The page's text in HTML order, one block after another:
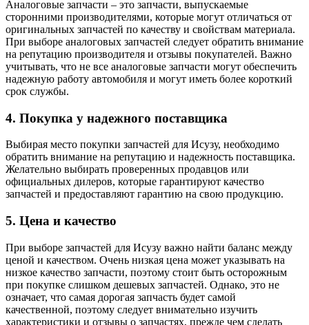
Аналоговые запчасти – это запчасти, выпускаемые
сторонними производителями, которые могут отличаться от
оригинальных запчастей по качеству и свойствам материала.
При выборе аналоговых запчастей следует обратить внимание
на репутацию производителя и отзывы покупателей. Важно
учитывать, что не все аналоговые запчасти могут обеспечить
надежную работу автомобиля и могут иметь более короткий
срок службы.
4. Покупка у надежного поставщика
Выбирая место покупки запчастей для Исузу, необходимо
обратить внимание на репутацию и надежность поставщика.
Желательно выбирать проверенных продавцов или
официальных дилеров, которые гарантируют качество
запчастей и предоставляют гарантию на свою продукцию.
5. Цена и качество
При выборе запчастей для Исузу важно найти баланс между
ценой и качеством. Очень низкая цена может указывать на
низкое качество запчасти, поэтому стоит быть осторожным
при покупке слишком дешевых запчастей. Однако, это не
означает, что самая дорогая запчасть будет самой
качественной, поэтому следует внимательно изучить
характеристики и отзывы о запчастях, прежде чем сделать